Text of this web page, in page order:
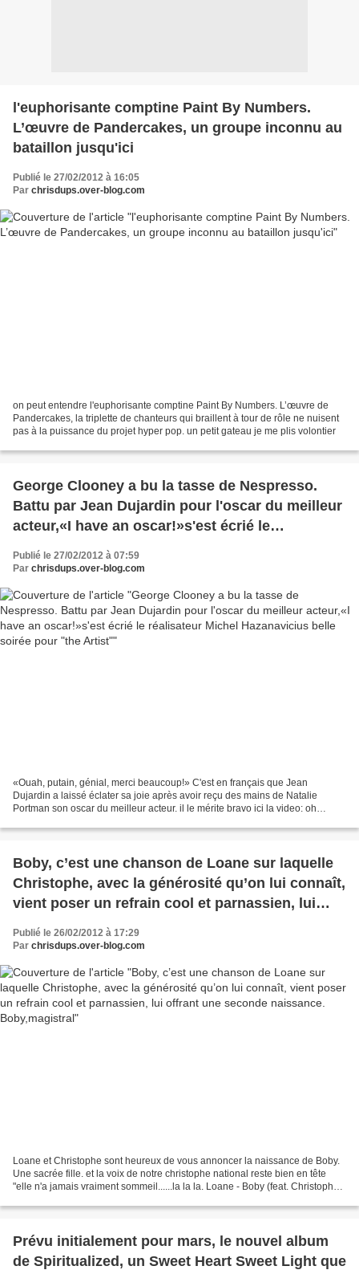
l'euphorisante comptine Paint By Numbers.
L’œuvre de Pandercakes, un groupe inconnu au
bataillon jusqu'ici
Publié le 27/02/2012 à 16:05
Par chrisdups.over-blog.com
on peut entendre l'euphorisante comptine Paint By Numbers. L’œuvre de
Pandercakes, la triplette de chanteurs qui braillent à tour de rôle ne nuisent
pas à la puissance du projet hyper pop. un petit gateau je me plis volontier
George Clooney a bu la tasse de Nespresso.
Battu par Jean Dujardin pour l'oscar du meilleur
acteur,«I have an oscar!»s'est écrié le
pour "the Artist"
Publié le 27/02/2012 à 07:59
Par chrisdups.over-blog.com
«Ouah, putain, génial, merci beaucoup!» C'est en français que Jean
Dujardin a laissé éclater sa joie après avoir reçu des mains de Natalie
Portman son oscar du meilleur acteur. il le mérite bravo ici la video: oh
Boby, c’est une chanson de Loane sur laquelle
Christophe, avec la générosité qu’on lui connaît,
vient poser un refrain cool et parnassien, lui
offrant une seconde naissance. Boby,magistral
Publié le 26/02/2012 à 17:29
Par chrisdups.over-blog.com
Loane et Christophe sont heureux de vous annoncer la naissance de Boby.
Une sacrée fille. et la voix de notre christophe national reste bien en tête
"elle n'a jamais vraiment sommeil......la la la. Loane - Boby (feat. Christophe)
Prévu initialement pour mars, le nouvel album
de Spiritualized, un Sweet Heart Sweet Light que